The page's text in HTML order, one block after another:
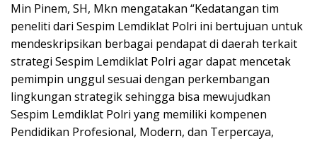
Min Pinem, SH, Mkn mengatakan “Kedatangan tim
peneliti dari Sespim Lemdiklat Polri ini bertujuan untuk
mendeskripsikan berbagai pendapat di daerah terkait
strategi Sespim Lemdiklat Polri agar dapat mencetak
pemimpin unggul sesuai dengan perkembangan
lingkungan strategik sehingga bisa mewujudkan
Sespim Lemdiklat Polri yang memiliki kompenen
Pendidikan Profesional, Modern, dan Terpercaya,